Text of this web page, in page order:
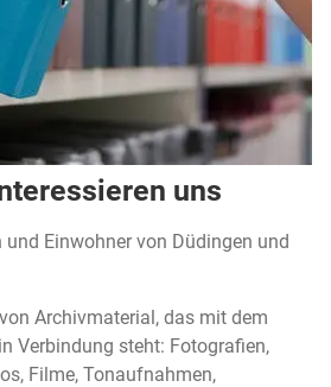
uns
und Einwohner von Düdingen und
Archivmaterial, das mit dem
Verbindung steht: Fotografien,
Filme, Tonaufnahmen,